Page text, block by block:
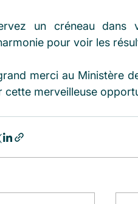
un créneau
pour voir les
merci au Ministère
cette merveilleuse